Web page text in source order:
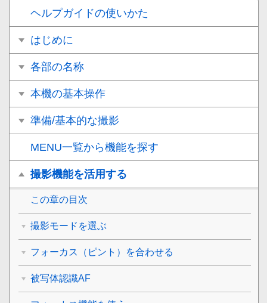
ヘルプガイドの使いかた
はじめに
各部の名称
本機の基本操作
準備/基本的な撮影
MENU一覧から機能を探す
撮影機能を活用する
この章の目次
撮影モードを選ぶ
フォーカス（ピント）を合わせる
被写体認識AF